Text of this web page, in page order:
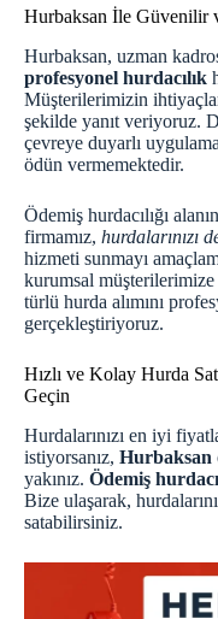
Hurbaksan İle Güvenilir
Hurbaksan, uzman
profesyonel hurdacılık
Müşterilerimizin
şekilde yanıt veriyoruz.
çevreye duyarlı
ödün vermemektedir.
Ödemiş hurdacılığı
firmamız, hurdalarınızı
hizmeti sunmayı
kurumsal
türlü hurda alımını
gerçekleştiriyoruz.
Hızlı ve Kolay Hurda
Geçin
Hurdalarınızı en iyi
istiyorsanız, Hurbaksan
yakınız. Ödemiş
Bize ulaşarak,
satabilirsiniz.